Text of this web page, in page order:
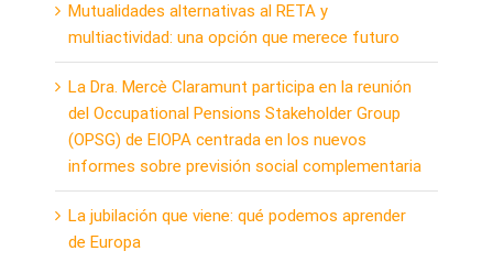
Mutualidades alternativas al RETA y
multiactividad: una opción que merece futuro
La Dra. Mercè Claramunt participa en la reunión
del Occupational Pensions Stakeholder Group
(OPSG) de EIOPA centrada en los nuevos
informes sobre previsión social complementaria
La jubilación que viene: qué podemos aprender
de Europa